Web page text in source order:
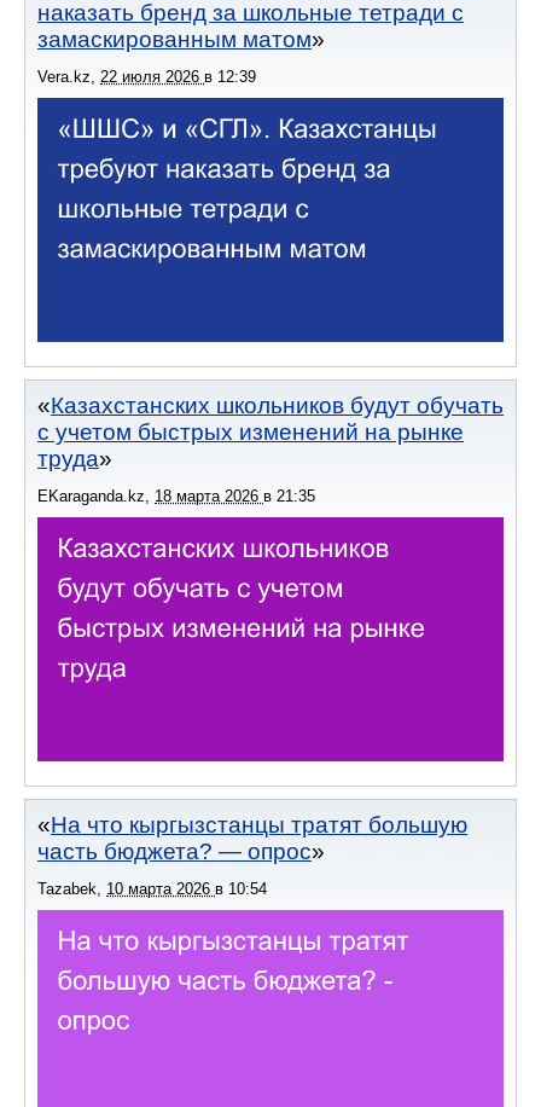
наказать бренд за школьные тетради с
замаскированным матом
Vera.kz, 22 июля 2026 в 12:39
Казахстанских школьников будут обучать
с учетом быстрых изменений на рынке
труда
EKaraganda.kz 18 марта 2026 в 21:35
На что кыргызстанцы тратят большую
часть бюджета? — опрос
Tazabek 10 марта 2026 в 10:54